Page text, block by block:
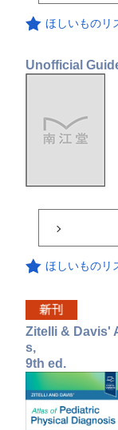
ほしいものリ
Unofficial
ほしいものリ
Zitelli & Davis'
s,
9th ed.